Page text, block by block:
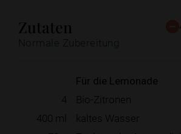
Zutaten
Für die Lemonade
4
Bio-Zitronen
400 ml
kaltes Wasser